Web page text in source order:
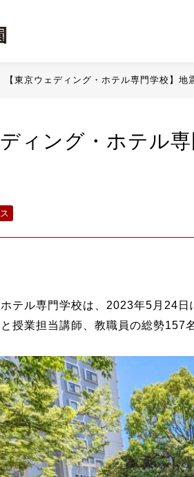
【東京ウェディング・ホテル専門学校】
ディング・ホテル
テル専門学校は、2023年5月24
授業担当講師、教職員の総勢157